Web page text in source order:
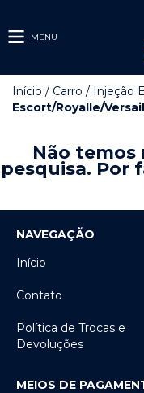
MENU
Início / Carro / Injeção
Escort/Royalle/
Não temos
pesquisa. Por
NAVEGAÇÃO
Início
Contato
Política de Trocas e
Devoluções
MEIOS DE